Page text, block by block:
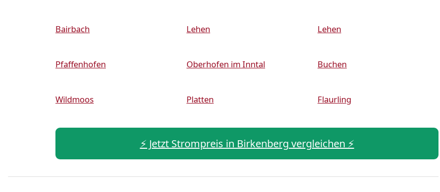
Bairbach Lehen Lehen
Pfaffenhofen Oberhofen im Inntal Buchen
Wildmoos Platten Flaurling
⚡️ Jetzt Strompreis in Birkenberg vergleichen ⚡️